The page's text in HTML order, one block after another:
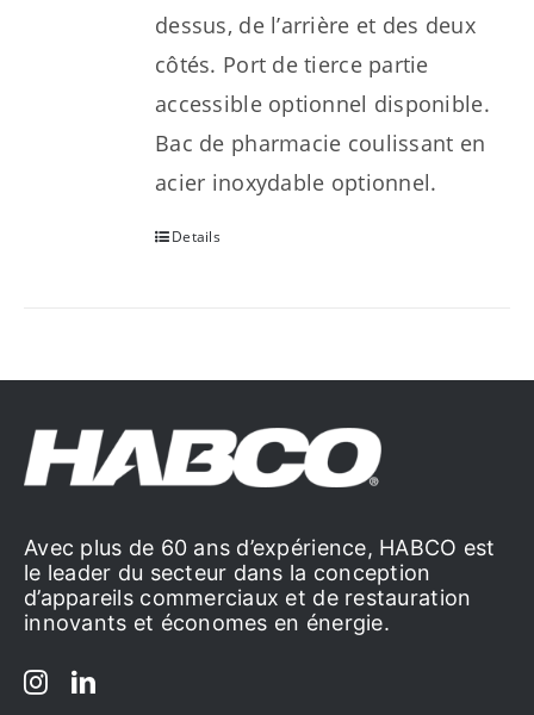
dessus, de l’arrière et des deux
côtés. Port de tierce partie
accessible optionnel disponible.
Bac de pharmacie coulissant en
acier inoxydable optionnel.
Details
Avec plus de 60 ans d’expérience, HABCO est
le leader du secteur dans la conception
d’appareils commerciaux et de restauration
innovants et économes en énergie.